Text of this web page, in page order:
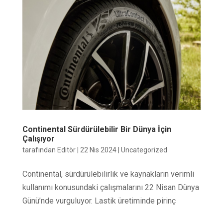
Continental Sürdürülebilir Bir Dünya İçin
Çalışıyor
tarafından Editör| 22 Nis 2024| Uncategorized
Continental, sürdürülebilirlik ve kaynakların verimli
kullanımı konusundaki çalışmalarını 22 Nisan Dünya
Günü’nde vurguluyor. Lastik üretiminde pirinç